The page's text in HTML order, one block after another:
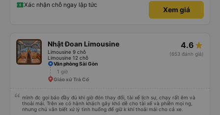
quy định rõ ràng về việc giữ im lặng (tắt âm thanh điện thoại) vào ban đêm
để tránh làm phiền hành khách khác ngủ. Ngoài ra, nhà xe nên dán sẵn mật
khẩu Wi-Fi trong xe để hành khách dễ dàng sử dụng. Tôi vẫn sẽ tiếp tục ủng
Xác nhận chỗ ngay lập tức
Xem giá
Nhật Đoan Limousine
Limousine 9 chỗ
Limousine 12 chỗ
4.6
(653 đánh giá)
Văn phòng Sài Gòn
1 giờ
Giáo xứ Trà Cổ
mình đc gọi báo đầy đủ khi giờ đón thay đổi, tài xế lịch sự, chạy rất êm và
thoải mái. Trên xe có hành khách gây khó dễ cho tài xế và phiền mọi ng,
nhưng chú vẫn biết xử lý tình huống để giữ k khí thoải mái cho cả xe.